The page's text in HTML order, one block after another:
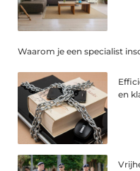
Waarom je een specialist
en